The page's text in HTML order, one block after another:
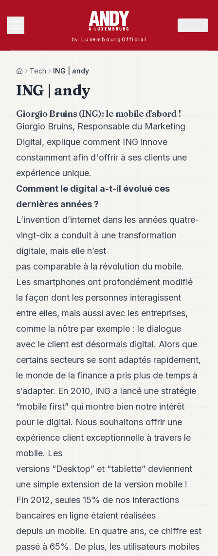
by LuxembourgOfficial
40
Andy
Andy
38
37
Andy
36
Andy
Andy
34
33
Andy
32
Andy
Andy
30
28
Andy
27
Andy
Andy
24
23
Andy
22
Andy
Andy
19
18
Andy
16
Andy
Andy
14
HomeTech ING | andy
ING | andy
Giorgio Bruins (ING): le mobile d'abord !
Giorgio Bruins, Responsable du Marketing
Digital, explique comment ING innove
constamment afin d'offrir à ses clients une
expérience unique.
Comment le digital a-t-il évolué ces
dernières années ?
L’invention d’internet dans les années quatre-
vingt-dix a conduit à une transformation
digitale, mais elle n’est
pas comparable à la révolution du mobile.
Les smartphones ont profondément modifié
la façon dont les personnes interagissent
entre elles, mais aussi avec les entreprises,
comme la nôtre par exemple : le dialogue
avec le client est désormais digital. Alors que
certains secteurs se sont adaptés rapidement,
le monde de la finance a pris plus de temps à
s’adapter. En 2010, ING a lancé une stratégie
“mobile first” qui montre bien notre intérêt
pour le digital. Nous souhaitons offrir une
expérience client exceptionnelle à travers le
mobile. Les
versions “Desktop” et “tablette” deviennent
une simple extension de la version mobile !
Fin 2012, seules 15% de nos interactions
bancaires en ligne étaient réalisées
depuis un mobile. En quatre ans, ce chiffre est
passé à 65%. De plus, les utilisateurs mobiles